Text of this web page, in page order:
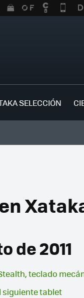
SELECCIÓN
de 2011
teclado
siguiente tablet